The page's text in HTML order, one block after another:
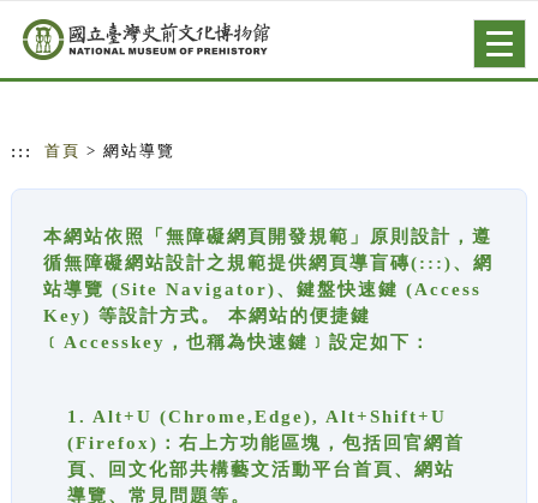
跳到主要內容
網站導覽
::: 首頁 > 網站導覽
本網站依照「無障礙網頁開發規範」原則設計，遵
循無障礙網站設計之規範提供網頁導盲磚(:::)、網
站導覽 (Site Navigator)、鍵盤快速鍵 (Access
Key) 等設計方式。 本網站的便捷鍵
﹝Accesskey，也稱為快速鍵﹞設定如下：
1. Alt+U (Chrome,Edge), Alt+Shift+U
(Firefox)：右上方功能區塊，包括回官網首
頁、回文化部共構藝文活動平台首頁、網站
導覽、常見問題等。